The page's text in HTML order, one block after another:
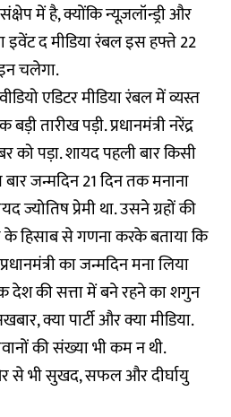
में है, क्योंकि न्यूज़लॉन्ड्री और
इवेंट द मीडिया रंबल इस हफ्ते 22
चलेगा.
एडिटर मीडिया रंबल में व्यस्त
तारीख पड़ी. प्रधानमंत्री नरेंद्र
को पड़ा. शायद पहली बार किसी
जन्मदिन 21 दिन तक मनाना
ज्योतिष प्रेमी था. उसने ग्रहों की
के हिसाब से गणना करके बताया कि
का जन्मदिन मना लिया
देश की सत्ता में बने रहने का शगुन
क्या पार्टी और क्या मीडिया.
की संख्या भी कम न थी.
ओर से भी सुखद, सफल और दीर्घायु